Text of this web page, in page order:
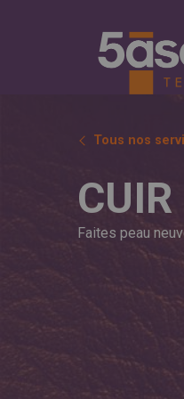
Tous nos
Faites peau